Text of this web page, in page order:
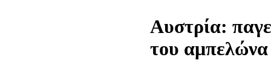
Αυστρία:
του αμπελώνα